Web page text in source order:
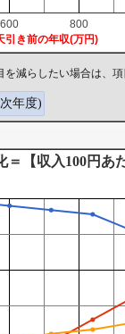
600 800
引き前の年収(万円)
減らしたい場合は、項
年度)
【収入100円あた